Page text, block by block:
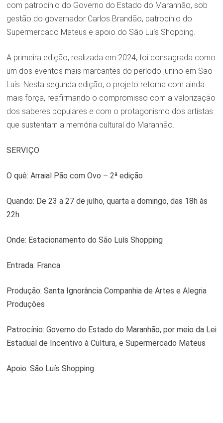
com patrocínio do Governo do Estado do Maranhão, sob
gestão do governador Carlos Brandão, patrocínio do
Supermercado Mateus e apoio do São Luís Shopping.
A primeira edição, realizada em 2024, foi consagrada como
um dos eventos mais marcantes do período junino em São
Luís. Nesta segunda edição, o projeto retorna com ainda
mais força, reafirmando o compromisso com a valorização
dos saberes populares e com o protagonismo dos artistas
que sustentam a memória cultural do Maranhão.
SERVIÇO
O quê: Arraial Pão com Ovo – 2ª edição
Quando: De 23 a 27 de julho, quarta a domingo, das 18h às
22h
Onde: Estacionamento do São Luís Shopping
Entrada: Franca
Produção: Santa Ignorância Companhia de Artes e Alegria
Produções
Patrocínio: Governo do Estado do Maranhão, por meio da Lei
Estadual de Incentivo à Cultura, e Supermercado Mateus
Apoio: São Luís Shopping